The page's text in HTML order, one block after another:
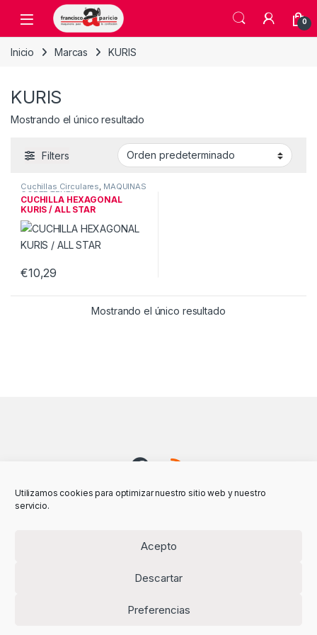
Utilizamos cookies para optimizar nuestro sitio web y nuestro
servicio.
Acepto
Descartar
Preferencias
Skip to navigation
Skip to content
Open 0
Inicio Marcas KURIS
KURIS
Mostrando el único resultado
Filters
Cuchillas Circulares, MAQUINAS
CORTE TEXTIL
CUCHILLA HEXAGONAL
KURIS / ALL STAR
€10,29
Mostrando el único resultado